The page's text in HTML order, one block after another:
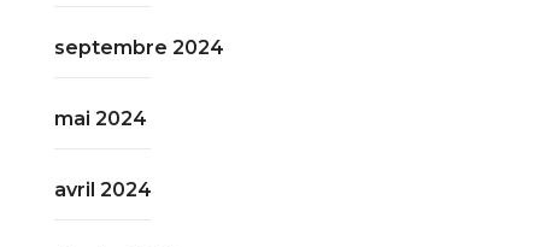
septembre 2024
mai 2024
avril 2024